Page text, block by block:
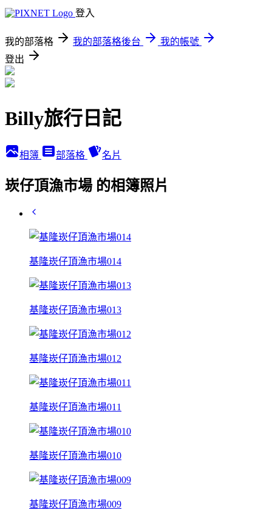
登入
我的部落格 我的部落格後台
我的帳號
登出
Billy旅行日記
相簿 部落格 名片
崁仔頂漁市場 的相簿照片
基隆崁仔頂漁市場014
基隆崁仔頂漁市場013
基隆崁仔頂漁市場012
基隆崁仔頂漁市場011
基隆崁仔頂漁市場010
基隆崁仔頂漁市場009